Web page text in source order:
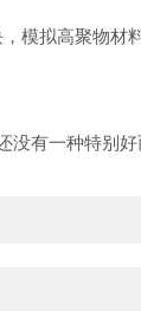
拟高聚物材
有一种特别好